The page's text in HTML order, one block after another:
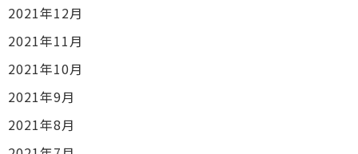
2021年12月
2021年11月
2021年10月
2021年9月
2021年8月